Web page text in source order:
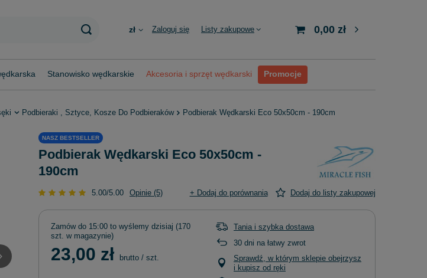
zł Zaloguj się Listy zakupowe 0,00 zł
Stanowisko wędkarskie Akcesoria i sprzęt wędkarski Promocje
Podbieraki , Sztyce, Kosze Do Podbieraków Podbierak Wędkarski Eco 50x50cm - 190cm
NASZ BESTSELLER
Podbierak Wędkarski Eco 50x50cm -
190cm
5.00/5.00 Opinie (5) + Dodaj do porównania Dodaj do listy zakupowej
Zamów do 15:00 to wyślemy dzisiaj (170
szt. w magazynie)
23,00 zł brutto / szt.
Tania i szybka dostawa
30 dni na łatwy zwrot
Sprawdź, w którym sklepie obejrzysz
i kupisz od ręki